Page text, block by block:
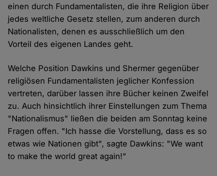
einen durch Fundamentalisten, die ihre Religion über
jedes weltliche Gesetz stellen, zum anderen durch
Nationalisten, denen es ausschließlich um den
Vorteil des eigenen Landes geht.
Welche Position Dawkins und Shermer gegenüber
religiösen Fundamentalisten jeglicher Konfession
vertreten, darüber lassen ihre Bücher keinen Zweifel
zu. Auch hinsichtlich ihrer Einstellungen zum Thema
"Nationalismus" ließen die beiden am Sonntag keine
Fragen offen. "Ich hasse die Vorstellung, dass es so
etwas wie Nationen gibt", sagte Dawkins: "We want
to make the world great again!"